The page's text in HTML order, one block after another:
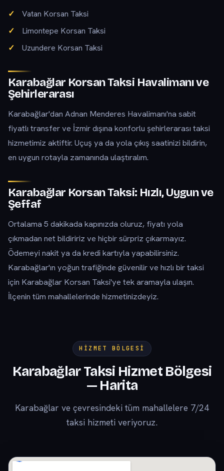
Vatan Korsan Taksi
Limontepe Korsan Taksi
Uzundere Korsan Taksi
Karabağlar Korsan Taksi Havalimanı ve
Şehirlerarası
Karabağlar'dan Adnan Menderes Havalimanı'na sabit
fiyatlı transfer ve İzmir dışına konforlu şehirlerarası taksi
hizmetimiz aktiftir. Uçuş ya da yola çıkış saatinizi bildirin,
en uygun rotayla zamanında ulaştıralım.
Karabağlar Korsan Taksi: Hızlı, Uygun ve
Şeffaf
Ortalama 5 dakikada kapınızda oluruz, fiyatı yola
çıkmadan net bildiririz ve hiçbir sürpriz çıkarmayız.
Ödemeyi nakit ya da kredi kartıyla yapabilirsiniz.
Karabağlar'ın yoğun trafiğinde güvenilir ve hızlı bir taksi
için Karabağlar Korsan Taksi'ye tek aramayla ulaşın.
İlçenin tüm mahallelerinde hizmetinizdeyiz.
HIZMET BÖLGESI
Karabağlar Taksi Hizmet Bölgesi
— Harita
Karabağlar ve çevresindeki tüm mahallelere 7/24
taksi hizmeti veriyoruz.